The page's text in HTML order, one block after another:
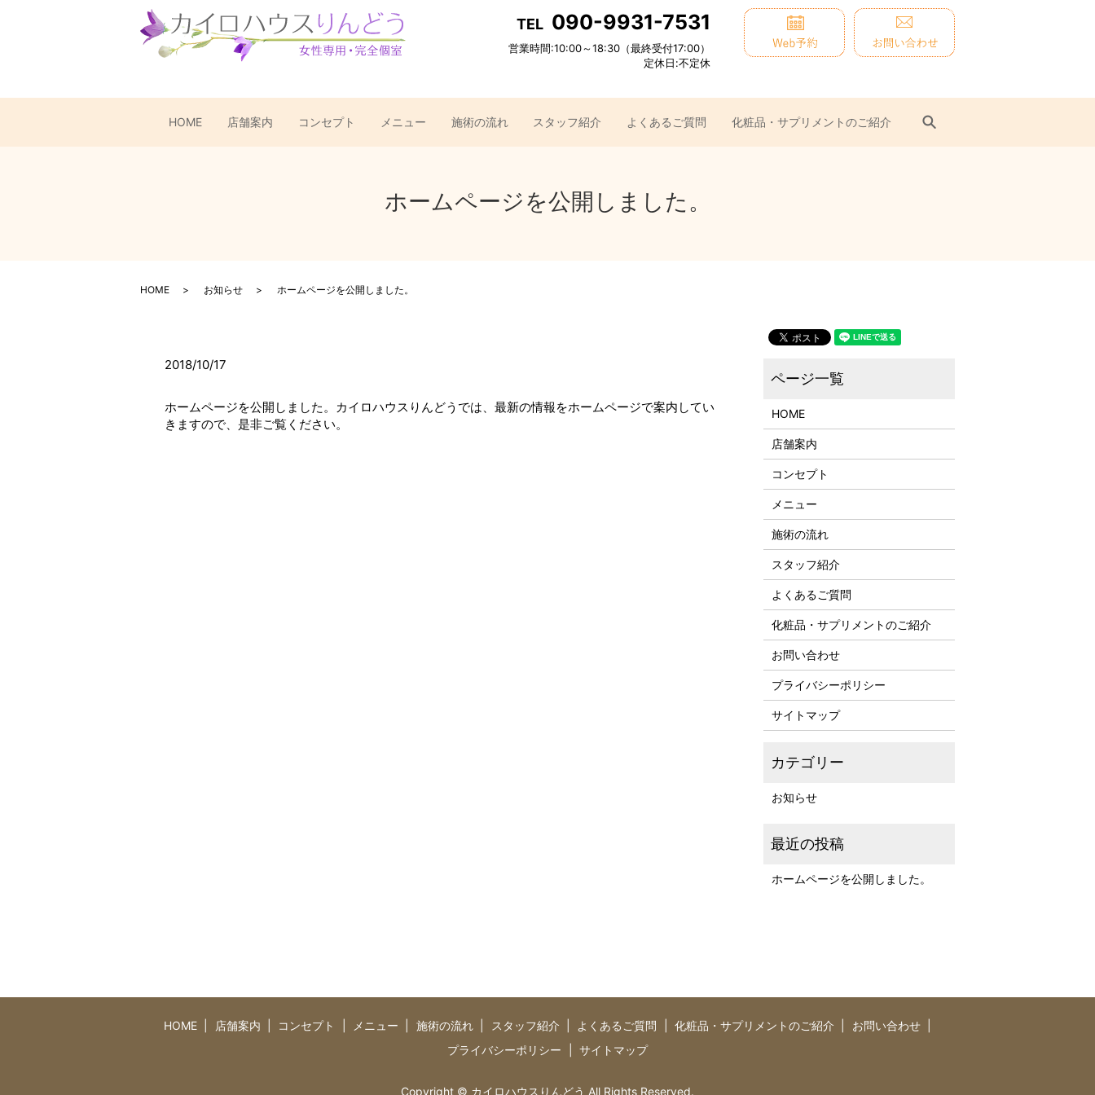
TEL 090-9931-7531
営業時間:10:00～18:30（最終受付17:00）
定休日:不定休
HOME 店舗案内 コンセプト メニュー 施術の流れ スタッフ紹介 よくあるご質問 化粧品・サプリメントのご紹介
ホームページを公開しました。
HOME お知らせ ホームページを公開しました。
2018/10/17
ホームページを公開しました。カイロハウスりんどうでは、最新の情報をホームページで案内してい
きますので、是非ご覧ください。
HOME
店舗案内
コンセプト
メニュー
施術の流れ
スタッフ紹介
よくあるご質問
化粧品・サプリメントのご紹介
お問い合わせ
プライバシーポリシー
サイトマップ
お知らせ
ホームページを公開しました。
HOME 店舗案内 コンセプト メニュー 施術の流れ スタッフ紹介 よくあるご質問 化粧品・サプリメントのご紹介
お問い合わせ
プライバシーポリシー
サイトマップ
Copyright © カイロハウスりんどう All Rights Reserved.